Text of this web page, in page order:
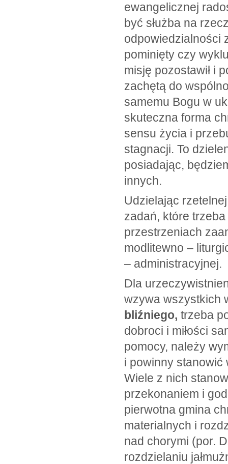
ewangelicznej
być służba na
odpowiedzialności
pominięty czy
misję pozostawił i
zachętą do
samemu Bogu w
skuteczna forma
sensu życia i
stagnacji. To
posiadając,
innych.
Udzielając
zadań, które
przestrzeniach
modlitewno –
– administracyjnej.
Dla
wzywa wszystkich
bliźniego, trzeba
dobroci i miłości
pomocy, należy
i powinny stanowić
Wiele z nich
przekonaniem i
pierwotna gmina
materialnych i
nad chorymi (por.
rozdzielaniu